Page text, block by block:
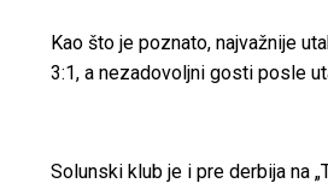
Kao što je poznato, najvažnije
3:1, a nezadovoljni gosti posle
Solunski klub je i pre derbija na